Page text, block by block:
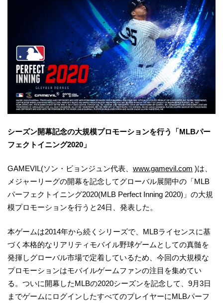
シーズン開幕記念の大規模プロモーションを行う「MLBパー
フェクトイニング2020」
GAMEVIL(ソン・ビョンジュン代表、 www.gamevil.com )は、
メジャーリーグの開幕を記念してグローバル展開中の「MLB
パーフェクトイニング2020(MLB Perfect Inning 2020)」の大規
模プロモーションを行うと24日、発表した。
本ゲームは2014年から続くシリーズで、MLBライセンスに基
づく本格的なリアリティモバイル野球ゲームとしての真髄を
発揮しグローバル市場で定着しているため、今回の大規模な
プロモーションはモバイルゲームファンの注目を集めてい
る。ついに開幕したMLBの2020シーズンを記念して、9月3日
までゲームにログインしたすべてのプレイヤーにMLBパーフ